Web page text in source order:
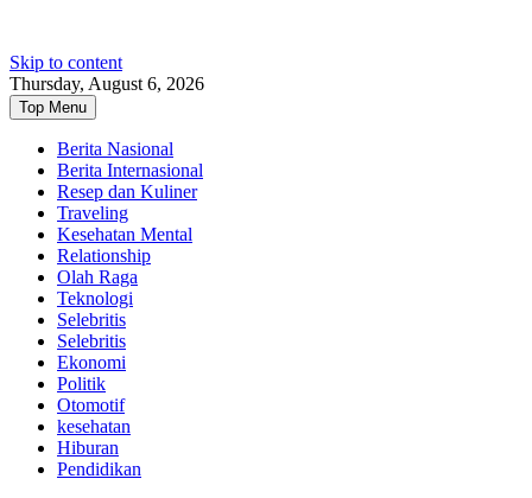
Skip to content
Thursday, August 6, 2026
Top Menu
Berita Nasional
Berita Internasional
Resep dan Kuliner
Traveling
Kesehatan Mental
Relationship
Olah Raga
Teknologi
Selebritis
Selebritis
Ekonomi
Politik
Otomotif
kesehatan
Hiburan
Pendidikan